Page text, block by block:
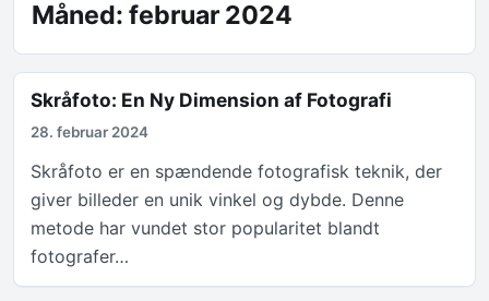
Måned: februar 2024
Skråfoto: En Ny Dimension af Fotografi
28. februar 2024
Skråfoto er en spændende fotografisk teknik, der
giver billeder en unik vinkel og dybde. Denne
metode har vundet stor popularitet blandt
fotografer…